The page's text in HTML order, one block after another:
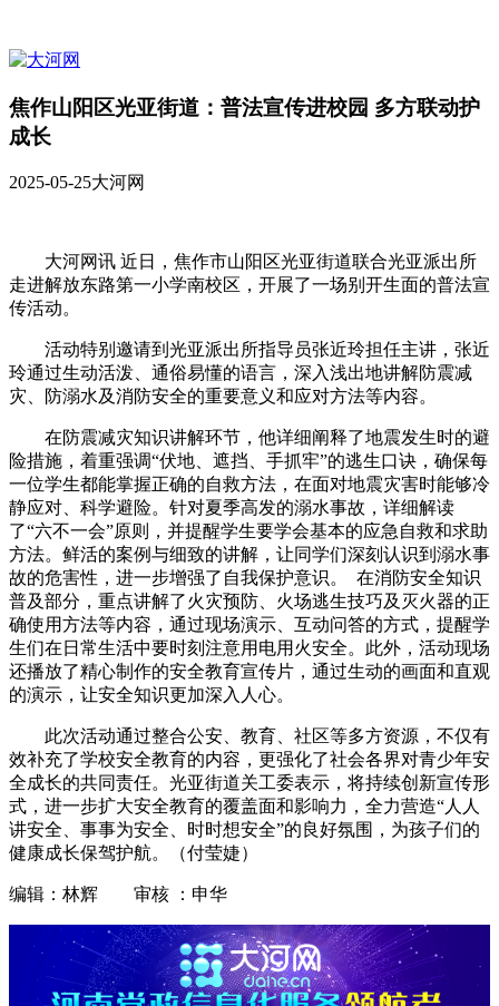
焦作山阳区光亚街道：普法宣传进校园 多方联动护
成长
2025-05-25大河网
大河网讯 近日，焦作市山阳区光亚街道联合光亚派出所
走进解放东路第一小学南校区，开展了一场别开生面的普法宣
传活动。
活动特别邀请到光亚派出所指导员张近玲担任主讲，张近
玲通过生动活泼、通俗易懂的语言，深入浅出地讲解防震减
灾、防溺水及消防安全的重要意义和应对方法等内容。
在防震减灾知识讲解环节，他详细阐释了地震发生时的避
险措施，着重强调“伏地、遮挡、手抓牢”的逃生口诀，确保每
一位学生都能掌握正确的自救方法，在面对地震灾害时能够冷
静应对、科学避险。针对夏季高发的溺水事故，详细解读
了“六不一会”原则，并提醒学生要学会基本的应急自救和求助
方法。鲜活的案例与细致的讲解，让同学们深刻认识到溺水事
故的危害性，进一步增强了自我保护意识。 在消防安全知识
普及部分，重点讲解了火灾预防、火场逃生技巧及灭火器的正
确使用方法等内容，通过现场演示、互动问答的方式，提醒学
生们在日常生活中要时刻注意用电用火安全。此外，活动现场
还播放了精心制作的安全教育宣传片，通过生动的画面和直观
的演示，让安全知识更加深入人心。
此次活动通过整合公安、教育、社区等多方资源，不仅有
效补充了学校安全教育的内容，更强化了社会各界对青少年安
全成长的共同责任。光亚街道关工委表示，将持续创新宣传形
式，进一步扩大安全教育的覆盖面和影响力，全力营造“人人
讲安全、事事为安全、时时想安全”的良好氛围，为孩子们的
健康成长保驾护航。（付莹婕）
编辑：林辉 审核 ：申华